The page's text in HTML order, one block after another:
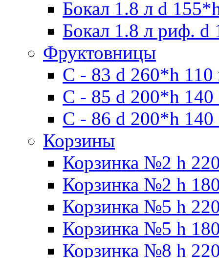
Бокал 1.8 л d
Бокал 1.8 л риф.
Фруктовницы
С - 83 d 260*h
С - 85 d 200*h
С - 86 d 200*h
Корзины
Корзинка №2 h
Корзинка №2 h
Корзинка №5 h
Корзинка №5 h
Корзинка №8 h